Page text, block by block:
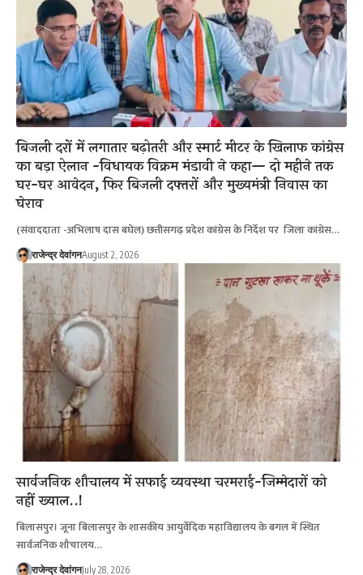
बिजली दरों में लगातार बढ़ोतरी और स्मार्ट मीटर के खिलाफ कांग्रेस
का बड़ा ऐलान -विधायक विक्रम मंडावी ने कहा— दो महीने तक
घर-घर आवेदन, फिर बिजली दफ्तरों और मुख्यमंत्री निवास का
घेराव
(संवाददाता -अभिलाष दास बघेल) छत्तीसगढ़ प्रदेश कांग्रेस के निर्देश पर जिला कांग्रेस…
राजेन्द्र देवांगनAugust 2, 2026
सार्वजनिक शौचालय में सफाई व्यवस्था चरमराई-जिम्मेदारों को
नहीं ख्याल..!
बिलासपुर। जूना बिलासपुर के शासकीय आयुर्वेदिक महाविद्यालय के बगल में स्थित
सार्वजनिक शौचालय…
राजेन्द्र देवांगनJuly 28, 2026